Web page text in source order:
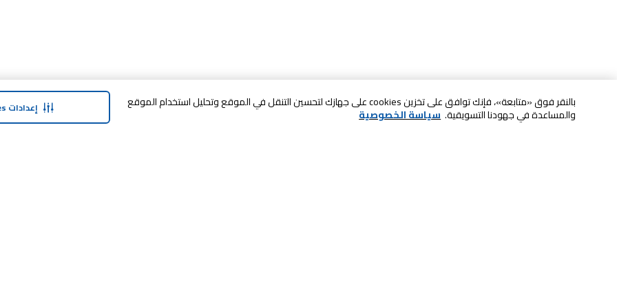
بالنقر فوق «متابعة»، فإنك توافق على تخزين cookies على جهازك لتحسين التنقل في الموقع وتحليل استخدام الموقع
والمساعدة في جهودنا التسويقية. سياسة الخصوصية إعدادات Cookies